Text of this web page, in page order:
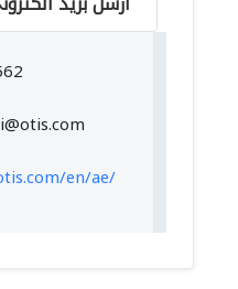
en/ae/